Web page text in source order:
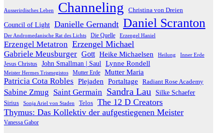
Ausserirdisches Leben Channeling Christina von Dreien
Council of Light Danielle Gernandt Daniel Scranton
Der Andromedanische Rat des Lichts Die Quelle Erzengel Haniel
Erzengel Metatron Erzengel Michael
Gabriele Meusburger Gott Heike Michaelsen Heilung Inner Erde
Jesus Christus John Smallman | Saul Lynne Rondell
Meister Hermes Trismegistos Mutter Erde Mutter Maria
Patricia Cota Robles Plejaden Portaltage Radiant Rose Academy
Sabine Zmug Saint Germain Sandra Lau Silke Schaefer
Sirius Sonja Ariel von Staden Telos The 12 D Creators
Thymus: Das Kollektiv der aufgestiegenen Meister
Vanessa Gabor